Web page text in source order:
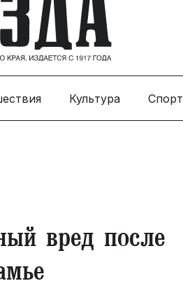
Культура Спорт
вред после